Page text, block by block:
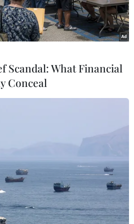
THX/ TTXVN)
thế giới đi lên trong
tâm lý lạc quan của nhà
kích thích kinh tế ở
Scandal: What Financial
Conceal